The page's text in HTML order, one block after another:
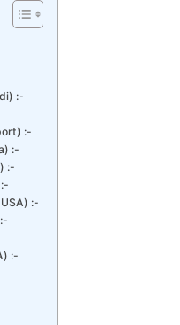
:-
:-
:-
:-
:-
:-